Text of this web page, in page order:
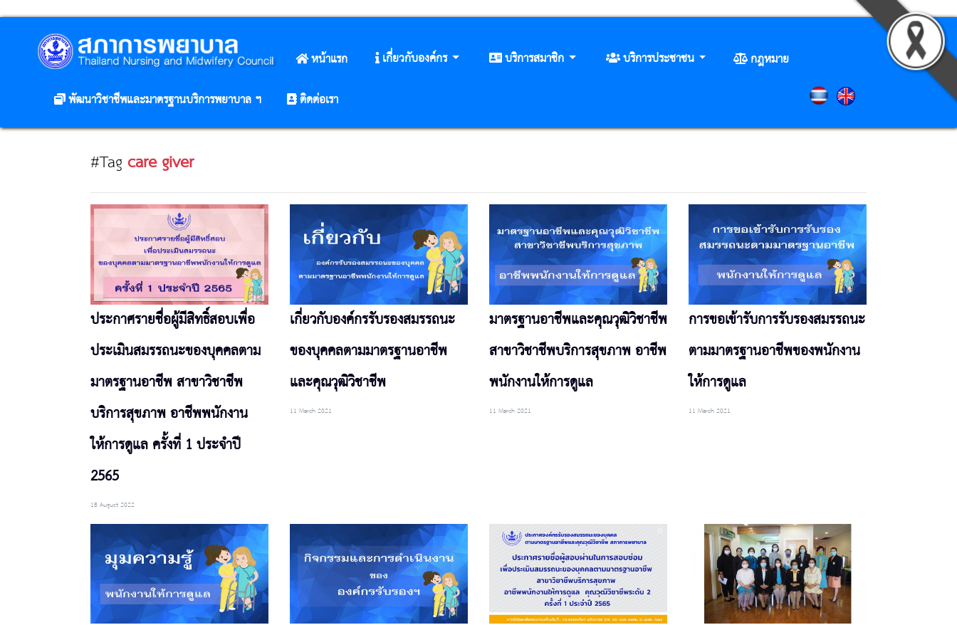
หน้าแรก เกี่ยวกับองค์กร บริการสมาชิก บริการประชาชน
กฎหมาย
พัฒนาวิชาชีพและมาตรฐานบริการพยาบาล ฯ
ติดต่อเรา
#Tag care giver
ประกาศรายชื่อผู้มีสิทธิ์สอบเพื่อ
ประเมินสมรรถนะของบุคคลตาม
มาตรฐานอาชีพ สาขาวิชาชีพ
บริการสุขภาพ อาชีพพนักงาน
ให้การดูแล ครั้งที่ 1 ประจำปี
2565
18 August 2022
เกี่ยวกับองค์กรรับรองสมรรถนะ
ของบุคคลตามมาตรฐานอาชีพ
และคุณวุฒิวิชาชีพ
11 March 2021
มาตรฐานอาชีพและคุณวุฒิวิชาชีพ
สาขาวิชาชีพบริการสุขภาพ อาชีพ
พนักงานให้การดูแล
11 March 2021
การขอเข้ารับการรับรองสมรรถนะ
ตามมาตรฐานอาชีพของพนักงาน
ให้การดูแล
11 March 2021